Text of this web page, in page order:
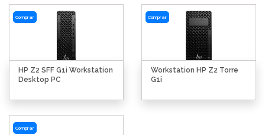
Comprar
HP Z2 SFF G1i Workstation
Desktop PC
Comprar
Workstation HP Z2 Torre
G1i
Comprar